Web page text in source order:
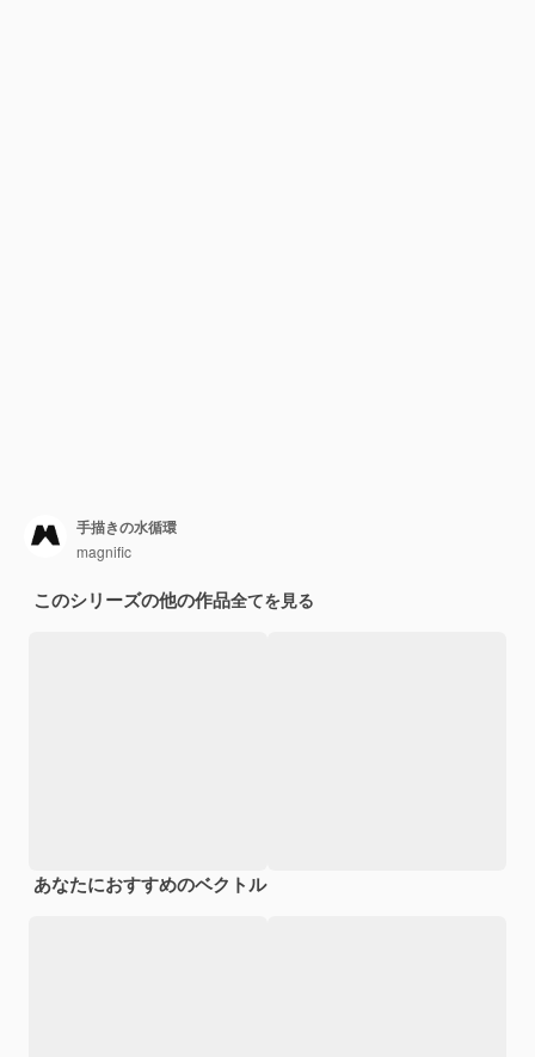
手描きの水循環
magnific
このシリーズの他の作品全てを見る
あなたにおすすめのベクトル